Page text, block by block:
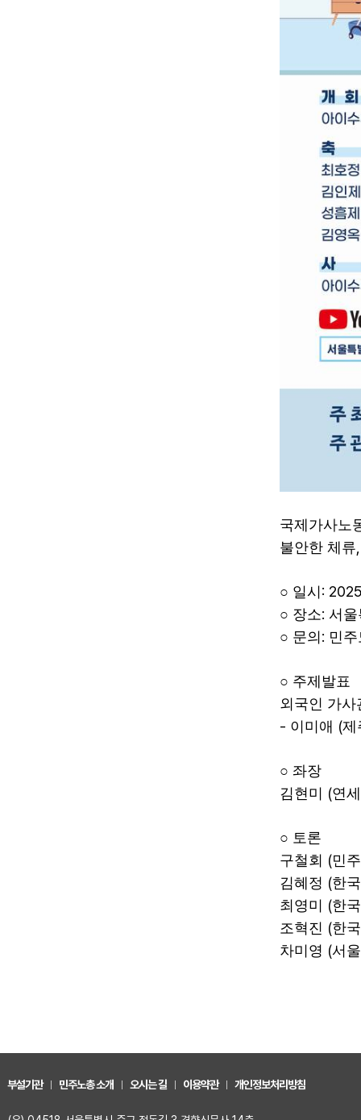
국제가사노
불안한 체류
○ 일시 :
○ 장소: 서
○ 문의 : 민
○ 주제발표
외국인 가
- 이미애 (제
○ 좌장
김현미 (연
○ 토론
구철회 (민
김혜정 (한
최영미 (한
조혁진 (한
차미영 (서
부설기관 민주노총 소개 오시는 길 이용약관 개인정보처리방침